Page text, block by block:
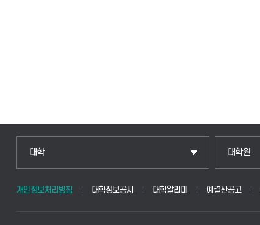
대학 대학원
개인정보처리방침 대학정보공시 대학알리미 예결산공고